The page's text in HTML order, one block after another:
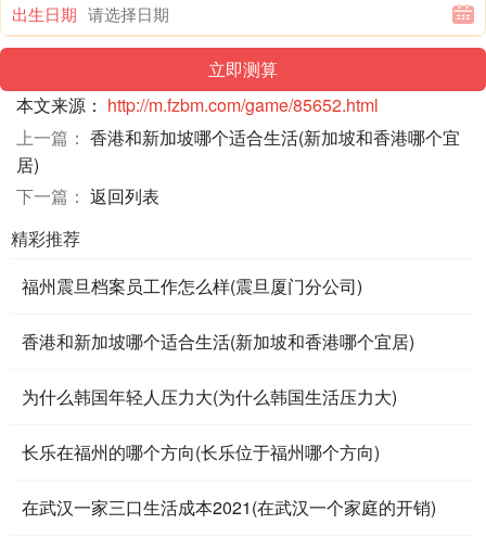
出生日期
本文来源： http://m.fzbm.com/game/85652.html
上一篇： 香港和新加坡哪个适合生活(新加坡和香港哪个宜
居)
下一篇： 返回列表
精彩推荐
福州震旦档案员工作怎么样(震旦厦门分公司)
香港和新加坡哪个适合生活(新加坡和香港哪个宜居)
为什么韩国年轻人压力大(为什么韩国生活压力大)
长乐在福州的哪个方向(长乐位于福州哪个方向)
在武汉一家三口生活成本2021(在武汉一个家庭的开销)